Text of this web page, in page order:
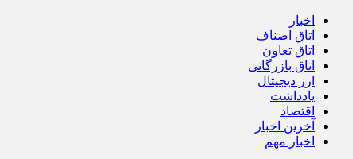
اخبار
اتاق اصناف
اتاق تعاون
اتاق بازرگانی
ارز دیجیتال
یادداشت
اقتصاد
آخرین اخبار
اخبار مهم